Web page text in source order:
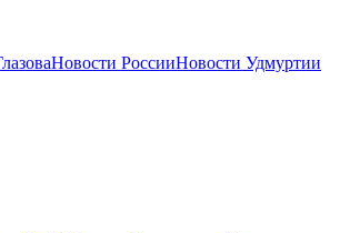
Новости РоссииНовости Удмуртии